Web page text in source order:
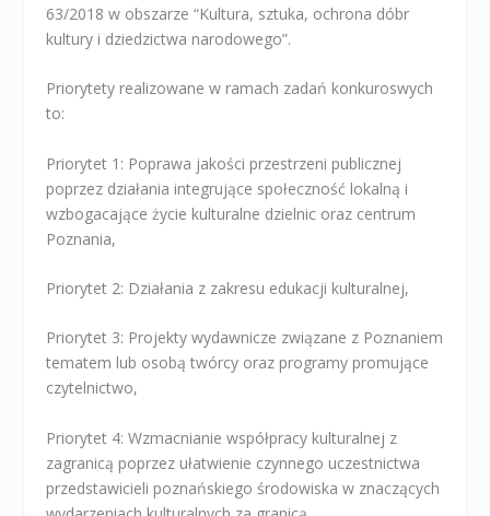
63/2018 w obszarze “Kultura, sztuka, ochrona dóbr
kultury i dziedzictwa narodowego”.
Priorytety realizowane w ramach zadań konkuroswych
to:
Priorytet 1: Poprawa jakości przestrzeni publicznej
poprzez działania integrujące społeczność lokalną i
wzbogacające życie kulturalne dzielnic oraz centrum
Poznania,
Priorytet 2: Działania z zakresu edukacji kulturalnej,
Priorytet 3: Projekty wydawnicze związane z Poznaniem
tematem lub osobą twórcy oraz programy promujące
czytelnictwo,
Priorytet 4: Wzmacnianie współpracy kulturalnej z
zagranicą poprzez ułatwienie czynnego uczestnictwa
przedstawicieli poznańskiego środowiska w znaczących